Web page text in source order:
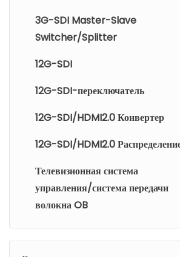
3G-SDI Master-Slave
Switcher/Splitter
12G-SDI
12G-SDI-переключатель
12G-SDI/HDMI2.0 Конвертер
12G-SDI/HDMI2.0
Телевизионная система
управления/система передачи
волокна OB